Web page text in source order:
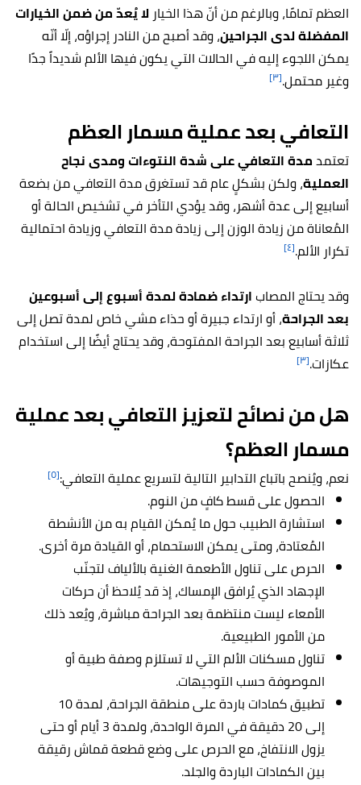
العظم تمامًا، وبالرغم من أنّ هذا الخيار لا يُعدّ من ضمن الخيارات
المفضلة لدى الجراحين، وقد أصبح من النادر إجراؤه، إلّا أنّه
يمكن اللجوء إليه في الحالات التي يكون فيها الألم شديداً جدًا
وغير محتمل.[٣]
التعافي بعدعملية مسمار العظم
تعتمدمدة التعافي على شدة النتوءات ومدى نجاح
العملية، ولكن بشكلٍ عام قد تستغرق مدة التعافي من بضعة
أسابيع إلى عدة أشهر، وقد يؤدي التأخر في تشخيص الحالة أو
المُعاناة من زيادة الوزن إلى زيادة مدة التعافي وزيادة احتمالية
تكرار الألم.[٤]
وقد يحتاج المصابارتداء ضمادة لمدة أسبوع إلى أسبوعين
بعد الجراحة، أو ارتداء جبيرة أو حذاء مشي خاص لمدة تصل إلى
ثلاثة أسابيع بعد الجراحة المفتوحة، وقد يحتاج أيضًا إلى استخدام
عكازات.[٣]
هل من نصائح لتعزيز التعافي بعد عملية
مسمار العظم؟
نعم، ويُنصح باتباع التدابير التالية لتسريع عملية التعافي:[٥]
الحصول على قسط كافٍ من النوم.
استشارة الطبيب حول ما يُمكن القيام به من الأنشطة
المُعتادة، ومتى يمكن الاستحمام، أو القيادة مرة أخرى.
الحرص على تناول الأطعمة الغنية بالألياف لتجنّب
الإجهاد الذي يُرافق الإمساك، إذ قد يُلاحظ أن حركات
الأمعاء ليست منتظمة بعد الجراحة مباشرة، ويُعد ذلك
من الأمور الطبيعية.
تناول مسكنات الألم التي لا تستلزم وصفة طبية أو
الموصوفة حسب التوجيهات.
تطبيق كمادات باردة على منطقة الجراحة، لمدة 10
إلى 20 دقيقة في المرة الواحدة، ولمدة 3 أيام أو حتى
يزول الانتفاخ، مع الحرص على وضع قطعة قماش رقيقة
بين الكمادات الباردة والجلد.